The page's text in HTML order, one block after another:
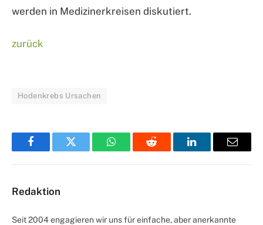
werden in Medizinerkreisen diskutiert.
zurück
Hodenkrebs Ursachen
FacebookTwitter WhatsAppReddit LinkedInEmail
Redaktion
Seit 2004 engagieren wir uns für einfache, aber anerkannte